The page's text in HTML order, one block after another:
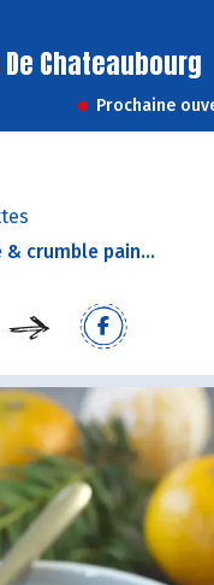
Chateaubourg
Prochaine
crumble pain...